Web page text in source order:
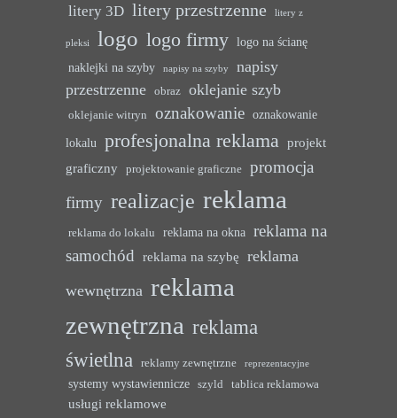
litery 3D litery przestrzenne litery z
pleksi logo logo firmy logo na ścianę
naklejki na szyby
napisy na szyby
napisy
przestrzenne
obraz oklejanie szyb
oklejanie witryn oznakowanie oznakowanie
lokalu profesjonalna reklama projekt
graficzny
projektowanie graficzne
promocja
firmy realizacje reklama
reklama do lokalu reklama na okna reklama na
samochód reklama na szybę reklama
wewnętrzna reklama
zewnętrzna reklama
świetlna
reklamy zewnętrzne reprezentacyjne
systemy wystawiennicze szyld tablica reklamowa
usługi reklamowe